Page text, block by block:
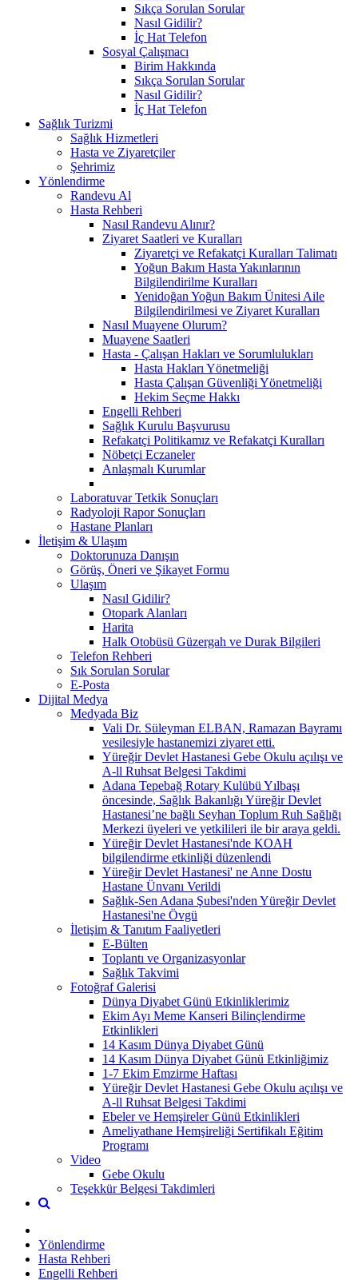
Sıkça Sorulan Sorular
Nasıl Gidilir?
İç Hat Telefon
Sosyal Çalışmacı
Birim Hakkında
Sıkça Sorulan Sorular
Nasıl Gidilir?
İç Hat Telefon
Sağlık Turizmi
Sağlık Hizmetleri
Hasta ve Ziyaretçiler
Şehrimiz
Yönlendirme
Randevu Al
Hasta Rehberi
Nasıl Randevu Alınır?
Ziyaret Saatleri ve Kuralları
Ziyaretçi ve Refakatçi Kuralları Talimatı
Yoğun Bakım Hasta Yakınlarının
Bilgilendirilme Kuralları
Yenidoğan Yoğun Bakım Ünitesi Aile
Bilgilendirilmesi ve Ziyaret Kuralları
Nasıl Muayene Olurum?
Muayene Saatleri
Hasta - Çalışan Hakları ve Sorumlulukları
Hasta Hakları Yönetmeliği
Hasta Çalışan Güvenliği Yönetmeliği
Hekim Seçme Hakkı
Engelli Rehberi
Sağlık Kurulu Başvurusu
Refakatçi Politikamız ve Refakatçi Kuralları
Nöbetçi Eczaneler
Anlaşmalı Kurumlar
Laboratuvar Tetkik Sonuçları
Radyoloji Rapor Sonuçları
Hastane Planları
İletişim & Ulaşım
Doktorunuza Danışın
Görüş, Öneri ve Şikayet Formu
Ulaşım
Nasıl Gidilir?
Otopark Alanları
Harita
Halk Otobüsü Güzergah ve Durak Bilgileri
Telefon Rehberi
Sık Sorulan Sorular
E-Posta
Dijital Medya
Medyada Biz
Vali Dr. Süleyman ELBAN, Ramazan Bayramı
vesilesiyle hastanemizi ziyaret etti.
Yüreğir Devlet Hastanesi Gebe Okulu açılışı ve
A-ll Ruhsat Belgesi Takdimi
Adana Tepebağ Rotary Kulübü Yılbaşı
öncesinde, Sağlık Bakanlığı Yüreğir Devlet
Hastanesi’ne bağlı Seyhan Toplum Ruh Sağlığı
Merkezi üyeleri ve yetkilileri ile bir araya geldi.
Yüreğir Devlet Hastanesi'nde KOAH
bilgilendirme etkinliği düzenlendi
Yüreğir Devlet Hastanesi' ne Anne Dostu
Hastane Ünvanı Verildi
Sağlık-Sen Adana Şubesi'nden Yüreğir Devlet
Hastanesi'ne Övgü
İletişim & Tanıtım Faaliyetleri
E-Bülten
Toplantı ve Organizasyonlar
Sağlık Takvimi
Fotoğraf Galerisi
Dünya Diyabet Günü Etkinliklerimiz
Ekim Ayı Meme Kanseri Bilinçlendirme
Etkinlikleri
14 Kasım Dünya Diyabet Günü
14 Kasım Dünya Diyabet Günü Etkinliğimiz
1-7 Ekim Emzirme Haftası
Yüreğir Devlet Hastanesi Gebe Okulu açılışı ve
A-ll Ruhsat Belgesi Takdimi
Ebeler ve Hemşireler Günü Etkinlikleri
Ameliyathane Hemşireliği Sertifikalı Eğitim
Programı
Video
Gebe Okulu
Teşekkür Belgesi Takdimleri
Yönlendirme
Hasta Rehberi
Engelli Rehberi